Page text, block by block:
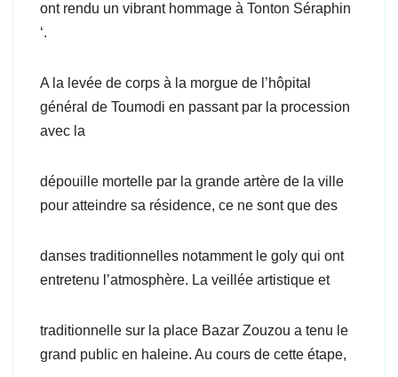
ont rendu un vibrant hommage à Tonton Séraphin
‘.
A la levée de corps à la morgue de l’hôpital
général de Toumodi en passant par la procession
avec la
dépouille mortelle par la grande artère de la ville
pour atteindre sa résidence, ce ne sont que des
danses traditionnelles notamment le goly qui ont
entretenu l’atmosphère. La veillée artistique et
traditionnelle sur la place Bazar Zouzou a tenu le
grand public en haleine. Au cours de cette étape,